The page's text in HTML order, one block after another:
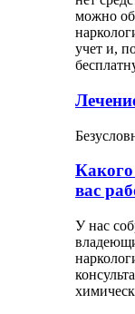
можно
учет и,
вас
У нас